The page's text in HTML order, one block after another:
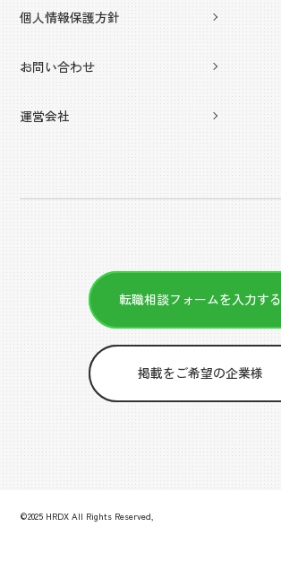
個人情報保護方針
お問い合わせ
運営会社
転職相談フォームを入力する
掲載をご希望の企業様
©2025 HRDX All Rights Reserved,